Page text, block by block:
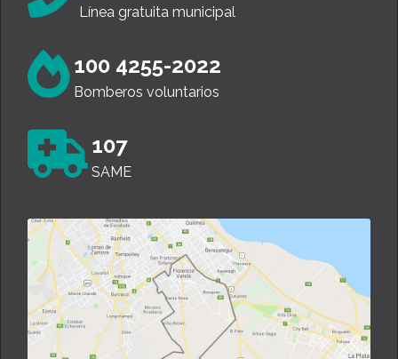
Línea gratuita municipal
100 4255-2022
Bomberos voluntarios
107
SAME